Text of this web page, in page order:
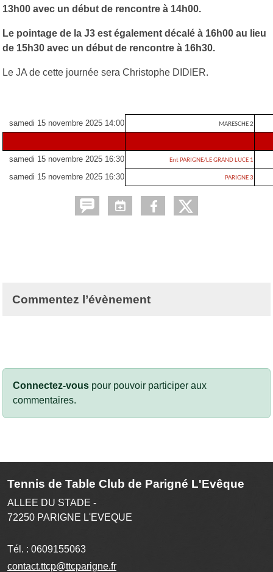
13h00 avec un début de rencontre à 14h00.
Le pointage de la J3 est également décalé à 16h00 au lieu
de 15h30 avec un début de rencontre à 16h30.
Le JA de cette journée sera Christophe DIDIER.
samedi 15 novembre 2025 14:00 MARESCHE 2
samedi 15 novembre 2025 16:30 Ent PARIGNE/LE GRAND LUCE 1
samedi 15 novembre 2025 16:30 PARIGNE 3
Commentez l’évènement
Connectez-vous pour pouvoir participer aux
commentaires.
Tennis de Table Club de Parigné L'Evêque
ALLEE DU STADE -
72250 PARIGNE L'EVEQUE
Tél. : 0609155063
contact.ttcp@ttcparigne.fr